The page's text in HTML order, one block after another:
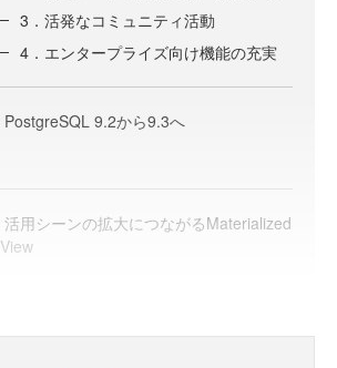
3．活発なコミュニティ活動
4．エンタープライズ向け機能の充実
PostgreSQL 9.2から9.3へ
活用シーンの拡大につながるMaterialized
View